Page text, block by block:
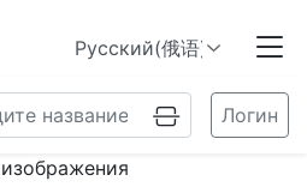
Логин